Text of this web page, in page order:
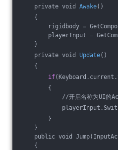
private void Awake()
{
rigidbody =
playerInput =
}
private void Update()
{
if
{
//开启名称为UI的
}
}
public void
{